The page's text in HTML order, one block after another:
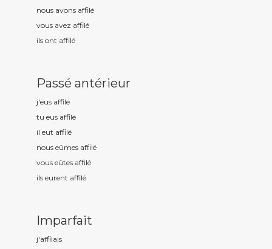
nous avons affilé
vous avez affilé
ils ont affilé
Passé antérieur
j'eus affilé
tu eus affilé
il eut affilé
nous eûmes affilé
vous eûtes affilé
ils eurent affilé
Imparfait
j'affilais